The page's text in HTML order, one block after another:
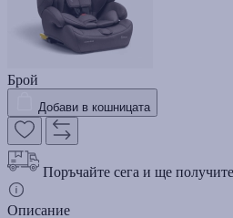
Брой
Добави в кошницата
Поръчайте сега и ще
Описание